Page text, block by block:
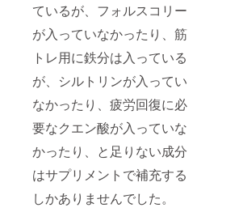
ているが、フォルスコリー
が入っていなかったり、筋
トレ用に鉄分は入っている
が、シルトリンが入ってい
なかったり、疲労回復に必
要なクエン酸が入っていな
かったり、と足りない成分
はサプリメントで補充する
しかありませんでした。